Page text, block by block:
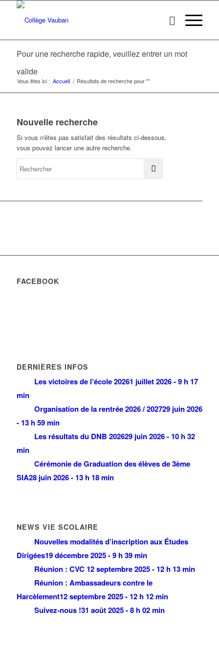
Pour une recherche rapide, veuillez entrer un mot
valide
Vous êtes ici : Accueil / Résultats de recherche pour ""
Nouvelle recherche
Si vous n'êtes pas satisfait des résultats ci-dessous,
vous pouvez lancer une autre recherche.
FACEBOOK
DERNIÈRES INFOS
Les victoires de l’école 20261 juillet 2026 - 9 h 17
min
Organisation de la rentrée 2026 / 202729 juin 2026
- 13 h 59 min
Les résultats du DNB 202629 juin 2026 - 10 h 32
min
Cérémonie de Graduation des élèves de 3ème
SIA28 juin 2026 - 13 h 18 min
NEWS VIE SCOLAIRE
Nouvelles modalités d’inscription aux Études
Dirigées19 décembre 2025 - 9 h 39 min
Réunion : CVC 12 septembre 2025 - 12 h 13 min
Réunion : Ambassadeurs contre le
Harcèlement12 septembre 2025 - 12 h 12 min
Suivez-nous !31 août 2025 - 8 h 02 min